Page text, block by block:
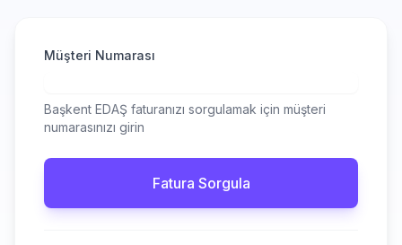
Müşteri Numarası
Başkent EDAŞ faturanızı sorgulamak için müşteri
numarasınızı girin
Fatura Sorgula